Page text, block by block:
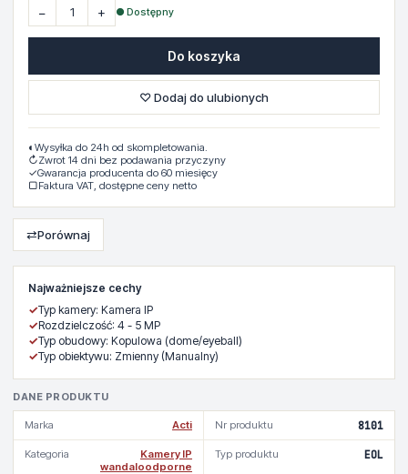
Najważniejsze cechy
✓Typ kamery: Kamera IP
✓Rozdzielczość: 4 - 5 MP
✓Typ obudowy: Kopulowa (dome/eyeball)
✓Typ obiektywu: Zmienny (Manualny)
DANE PRODUKTU
Marka Acti Nr produktu 8101
Kategoria
Kamery IP
wandaloodporne
Typ produktu EOL
− + ● Dostępny
Do koszyka
♡ Dodaj do ulubionych
◐ Wysyłka do 24h od skompletowania.
↻Zwrot 14 dni bez podawania przyczyny
✓Gwarancja producenta do 60 miesięcy
▢Faktura VAT, dostępne ceny netto
⇄Porównaj